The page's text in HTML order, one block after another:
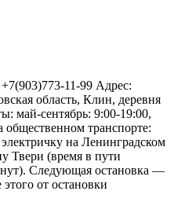
11-99 Адрес:
область, Клин, деревня
май-сентябрь: 9:00-19:00,
общественном транспорте:
на Ленинградском
Твери (время в пути
Следующая остановка —
от остановки